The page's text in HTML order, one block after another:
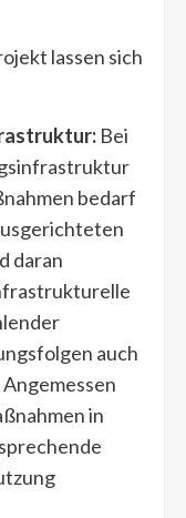
lassen sich
Bei
bedarf
daran
auch
in